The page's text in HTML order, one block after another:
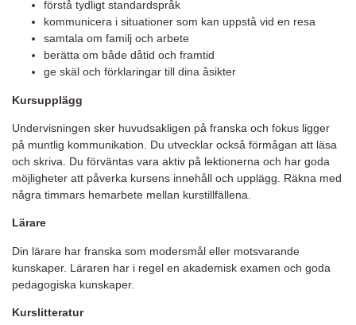
förstå tydligt standardspråk
kommunicera i situationer som kan uppstå vid en resa
samtala om familj och arbete
berätta om både dåtid och framtid
ge skäl och förklaringar till dina åsikter
Kursupplägg
Undervisningen sker huvudsakligen på franska och fokus ligger
på muntlig kommunikation. Du utvecklar också förmågan att läsa
och skriva. Du förväntas vara aktiv på lektionerna och har goda
möjligheter att påverka kursens innehåll och upplägg. Räkna med
några timmars hemarbete mellan kurstillfällena.
Lärare
Din lärare har franska som modersmål eller motsvarande
kunskaper. Läraren har i regel en akademisk examen och goda
pedagogiska kunskaper.
Kurslitteratur